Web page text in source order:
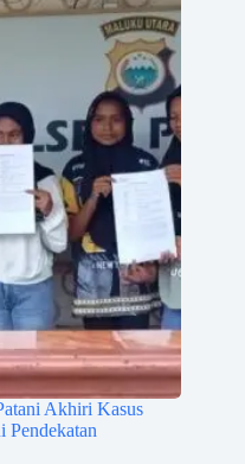
Akhiri Kasus
Pendekatan